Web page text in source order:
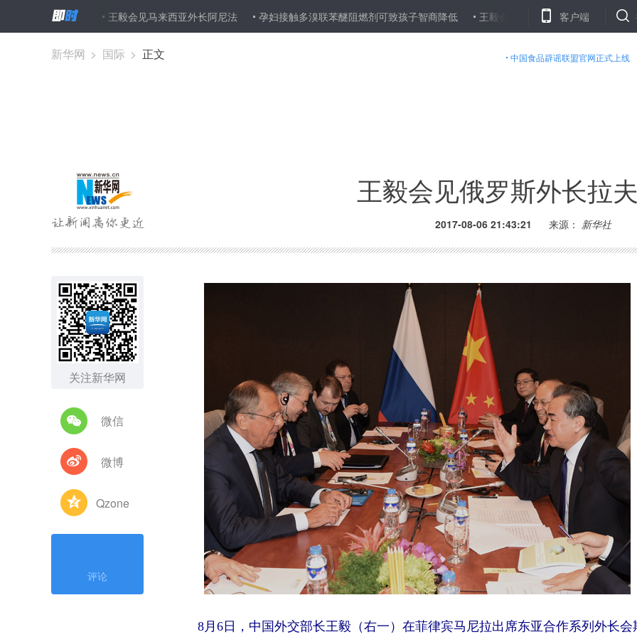
王毅会见马来西亚外长阿尼法 孕妇接触多溴联苯醚阻燃剂可致孩子智商降低 王毅会见俄罗斯外长拉夫罗夫 贵州集中力
客户端
中国食品辟谣联盟官网正式上线
新华网 > 国际 > 正文
王毅会见俄罗斯外长拉
2017-08-06 21:43:21 来源： 新华社
关注新华网
微信
微博
Qzone
评论
8月6日，中国外交部长王毅（右一）在菲律宾马尼拉出席东亚合作系列外长会